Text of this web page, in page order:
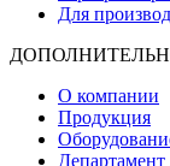
Для
О компании
Продукция
Департамент